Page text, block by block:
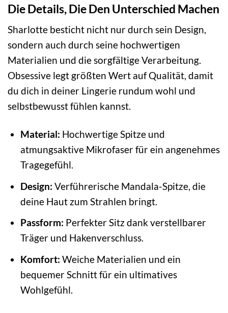
Die Details, Die Den Unterschied Machen
Sharlotte besticht nicht nur durch sein Design,
sondern auch durch seine hochwertigen
Materialien und die sorgfältige Verarbeitung.
Obsessive legt größten Wert auf Qualität, damit
du dich in deiner Lingerie rundum wohl und
selbstbewusst fühlen kannst.
Material: Hochwertige Spitze und
atmungsaktive Mikrofaser für ein angenehmes
Tragegefühl.
Design: Verführerische Mandala-Spitze, die
deine Haut zum Strahlen bringt.
Passform: Perfekter Sitz dank verstellbarer
Träger und Hakenverschluss.
Komfort: Weiche Materialien und ein
bequemer Schnitt für ein ultimatives
Wohlgefühl.